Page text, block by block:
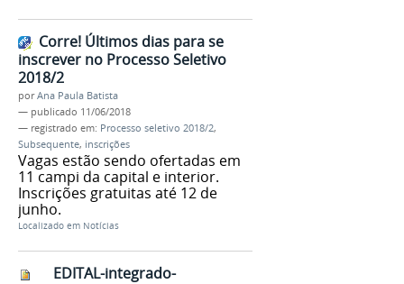
Corre! Últimos dias para se
inscrever no Processo Seletivo
2018/2
porAna Paula Batista
— publicado 11/06/2018
— registrado em: Processo seletivo 2018/2,
Subsequente, inscrições
Vagas estão sendo ofertadas em
11 campi da capital e interior.
Inscrições gratuitas até 12 de
junho.
Localizado em Notícias
EDITAL-integrado-